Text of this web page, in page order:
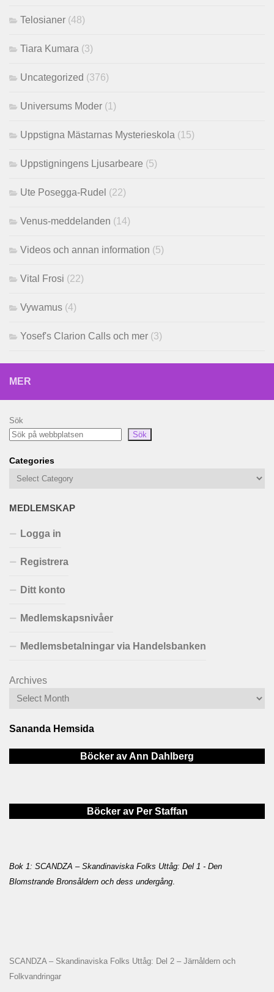
Telosianer (48)
Tiara Kumara (3)
Uncategorized (376)
Universums Moder (1)
Uppstigna Mästarnas Mysterieskola (15)
Uppstigningens Ljusarbeare (5)
Ute Posegga-Rudel (22)
Venus-meddelanden (14)
Videos och annan information (5)
Vital Frosi (22)
Vywamus (4)
Yosef's Clarion Calls och mer (3)
MER
Sök
Sök
Categories
MEDLEMSKAP
Logga in
Registrera
Ditt konto
Medlemskapsnivåer
Medlemsbetalningar via Handelsbanken
Archives
Sananda Hemsida
Böcker av Ann Dahlberg
Böcker av Per Staffan
Bok 1: SCANDZA – Skandinaviska Folks Uttåg: Del 1 - Den
Blomstrande Bronsåldern och dess undergång
SCANDZA – Skandinaviska Folks Uttåg: Del 2 – Järnåldern och
Folkvandringar